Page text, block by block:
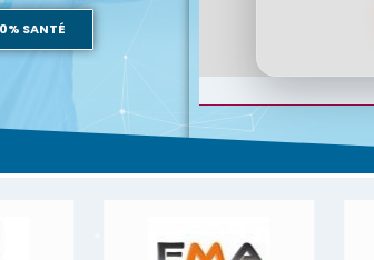
SANTÉ